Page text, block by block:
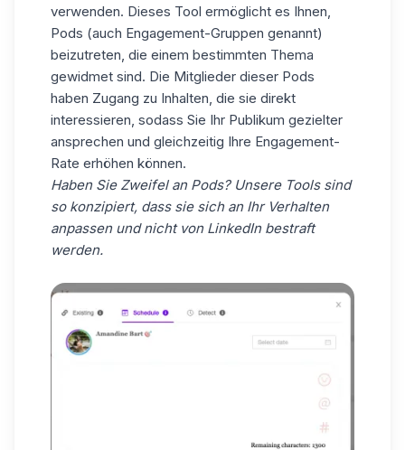
verwenden. Dieses Tool ermöglicht es Ihnen,
Pods (auch Engagement-Gruppen genannt)
beizutreten, die einem bestimmten Thema
gewidmet sind. Die Mitglieder dieser Pods
haben Zugang zu Inhalten, die sie direkt
interessieren, sodass Sie Ihr Publikum gezielter
ansprechen und gleichzeitig Ihre Engagement-
Rate erhöhen können.
Haben Sie Zweifel an Pods? Unsere Tools sind
so konzipiert, dass sie sich an Ihr Verhalten
anpassen und nicht von LinkedIn bestraft
werden.